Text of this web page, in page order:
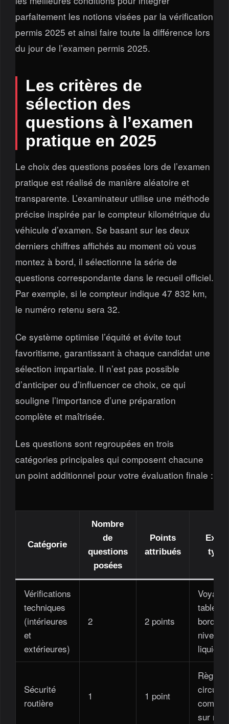
parfaitement les notions visées par la vérification
permis 2025 et ainsi faire toute la différence lors
du jour de l’examen permis 2025.
Les critères de
sélection des
questions à l’examen
pratique en 2025
Le choix des questions posées lors de l’examen
pratique est réalisé de manière aléatoire et
transparente. L’examinateur utilise une méthode
précise inspirée par le compteur kilométrique du
véhicule d’examen. Se basant sur les deux
derniers chiffres affichés au moment où vous
montez à bord, il sélectionne la série de
questions correspondante dans le recueil officiel.
Par exemple, si le compteur indique 47 832 km,
le numéro retenu sera 32.
Ce système optimise l’équité et évite tout
favoritisme, garantissant à chaque candidat une
sélection impartiale. Il n’est pas possible
d’anticiper ou d’influencer ce choix, ce qui
souligne l’importance d’une préparation
complète et maîtrisée.
Les questions sont regroupées en trois
catégories principales qui composent chacune
un point additionnel pour votre évaluation finale :
Catégorie
Nombre
de
questions
posées
Points
attribués
Vérifications
techniques
(intérieures
et
extérieures)
2 2 points
tableau
bord,
liquide
Sécurité
routière
1 1 point
Règles
sur